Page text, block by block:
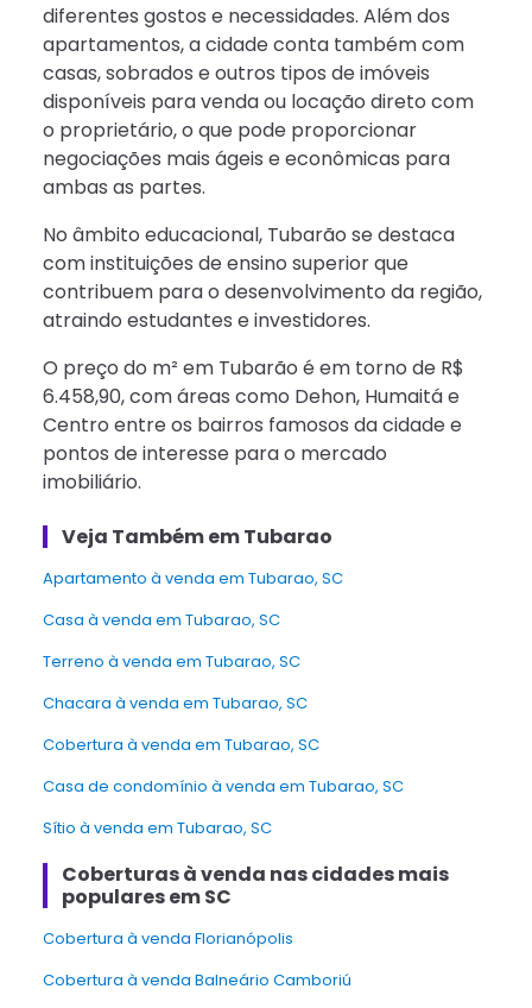
diferentes gostos e necessidades. Além dos
apartamentos, a cidade conta também com
casas, sobrados e outros tipos de imóveis
disponíveis para venda ou locação direto com
o proprietário, o que pode proporcionar
negociações mais ágeis e econômicas para
ambas as partes.
No âmbito educacional, Tubarão se destaca
com instituições de ensino superior que
contribuem para o desenvolvimento da região,
atraindo estudantes e investidores.
O preço do m² em Tubarão é em torno de R$
6.458,90, com áreas como Dehon, Humaitá e
Centro entre os bairros famosos da cidade e
pontos de interesse para o mercado
imobiliário.
Veja Também em Tubarao
Apartamento à venda em Tubarao, SC
Casa à venda em Tubarao, SC
Terreno à venda em Tubarao, SC
Chacara à venda em Tubarao, SC
Cobertura à venda em Tubarao, SC
Casa de condomínio à venda em Tubarao, SC
Sítio à venda em Tubarao, SC
Coberturas à venda nas cidades mais
populares em SC
Cobertura à venda Florianópolis
Cobertura à venda Balneário Camboriú